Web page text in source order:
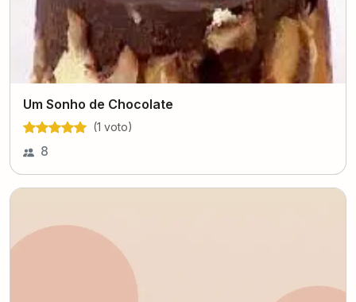
Um Sonho de Chocolate
(1 voto)
8